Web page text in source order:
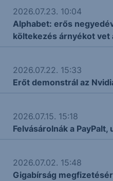
2026.07.23. 10:04
Alphabet: erős
költekezés árnyékot vet
2026.07.22. 15:33
Erőt demonstrál az
2026.07.15. 15:18
Felvásárolnák a
2026.07.02. 15:48
Gigabírság